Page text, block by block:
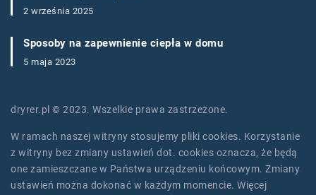
2 września 2025
Sposoby na zapewnienie ciepła w domu
5 maja 2023
dryrer.pl © 2023. Wszelkie prawa zastrzeżone.
W ramach naszej witryny stosujemy pliki cookies. Korzystanie
z witryny bez zmiany ustawień dot. cookies oznacza, że będą
one zamieszczane w Państwa urządzeniu końcowym. Zmiany
ustawień można dokonać w każdym momencie. Więcej